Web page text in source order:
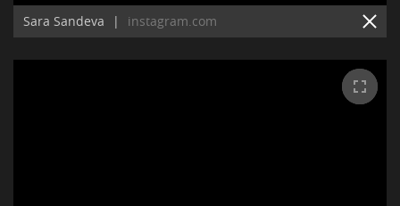
Sara Sandeva | instagram.com